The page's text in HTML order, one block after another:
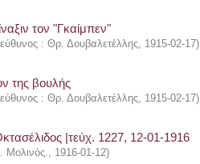
τον "Γκαίμπεν"
: Θρ. Δουβαλετέλλης, 1915-02-17)
της βουλής
: Θρ. Δουβαλετέλλης, 1915-02-17)
|τεύχ. 1227, 12-01-1916
Μολινός., 1916-01-12)